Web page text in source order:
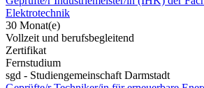
Elektrotechnik
30 Monat(e)
Vollzeit und berufsbegleitend
Zertifikat
Fernstudium
sgd - Studiengemeinschaft Darmstadt